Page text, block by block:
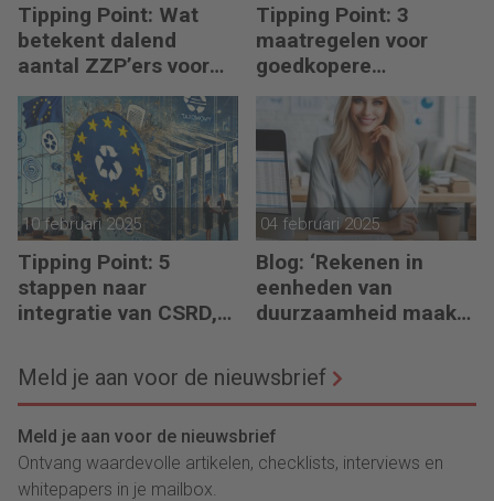
Tipping Point: Wat
betekent dalend
aantal ZZP’ers voor
financiële planning?
Tipping Point: 3
maatregelen voor
goedkopere
financiering (om te
verduurzamen)
10 februari 2025
Tipping Point: 5
stappen naar
integratie van CSRD,
04 februari 2025
Blog: ‘Rekenen in
eenheden van
duurzaamheid maakt
Meld je aan voor de nieuwsbrief
Meld je aan voor de nieuwsbrief
Ontvang waardevolle artikelen, checklists, interviews en
whitepapers in je mailbox.